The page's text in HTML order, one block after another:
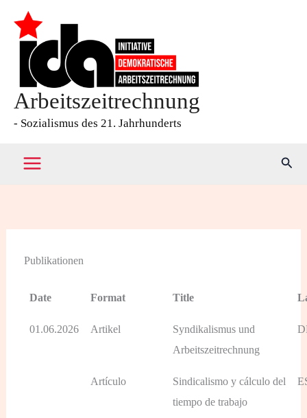
Inhalt
springen
Arbeitszeitrechnung
- Sozialismus des 21. Jahrhunderts
Publikationen
Date Format Title
01.06.2026 Artikel
Syndikalismus und
Arbeitszeitrechnung
Artículo
Sindicalismo y cálculo del
tiempo de trabajo